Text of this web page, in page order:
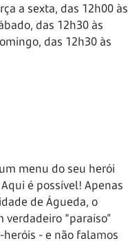
a sexta, das 12h00 às
das 12h30 às
das 12h30 às
menu do seu herói
é possível! Apenas
de Águeda, o
verdadeiro “paraíso”
- e não falamos